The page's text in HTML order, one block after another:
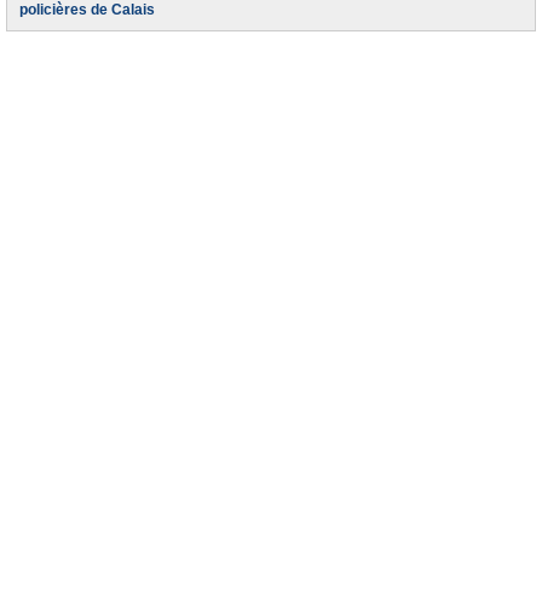
policières de Calais